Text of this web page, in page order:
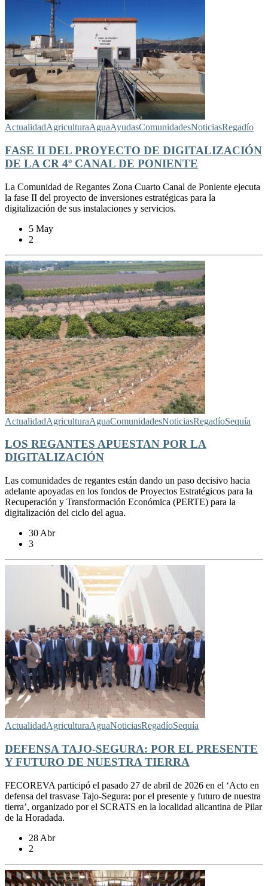
ActualidadAgriculturaAguaAyudasComunidadesNoticiasRegadío
FASE II DEL PROYECTO DE DIGITALIZACIÓN
DE LA CR 4º CANAL DE PONIENTE
La Comunidad de Regantes Zona Cuarto Canal de Poniente ejecuta
la fase II del proyecto de inversiones estratégicas para la
digitalización de sus instalaciones y servicios.
5 May
2
ActualidadAgriculturaAguaComunidadesNoticiasRegadíoSequía
LOS REGANTES APUESTAN POR LA
DIGITALIZACIÓN
Las comunidades de regantes están dando un paso decisivo hacia
adelante apoyadas en los fondos de Proyectos Estratégicos para la
Recuperación y Transformación Económica (PERTE) para la
digitalización del ciclo del agua.
30 Abr
3
ActualidadAgriculturaAguaNoticiasRegadíoSequía
DEFENSA TAJO-SEGURA: POR EL PRESENTE
Y FUTURO DE NUESTRA TIERRA
FECOREVA participó el pasado 27 de abril de 2026 en el ‘Acto en
defensa del trasvase Tajo-Segura: por el presente y futuro de nuestra
tierra’, organizado por el SCRATS en la localidad alicantina de Pilar
de la Horadada.
28 Abr
2